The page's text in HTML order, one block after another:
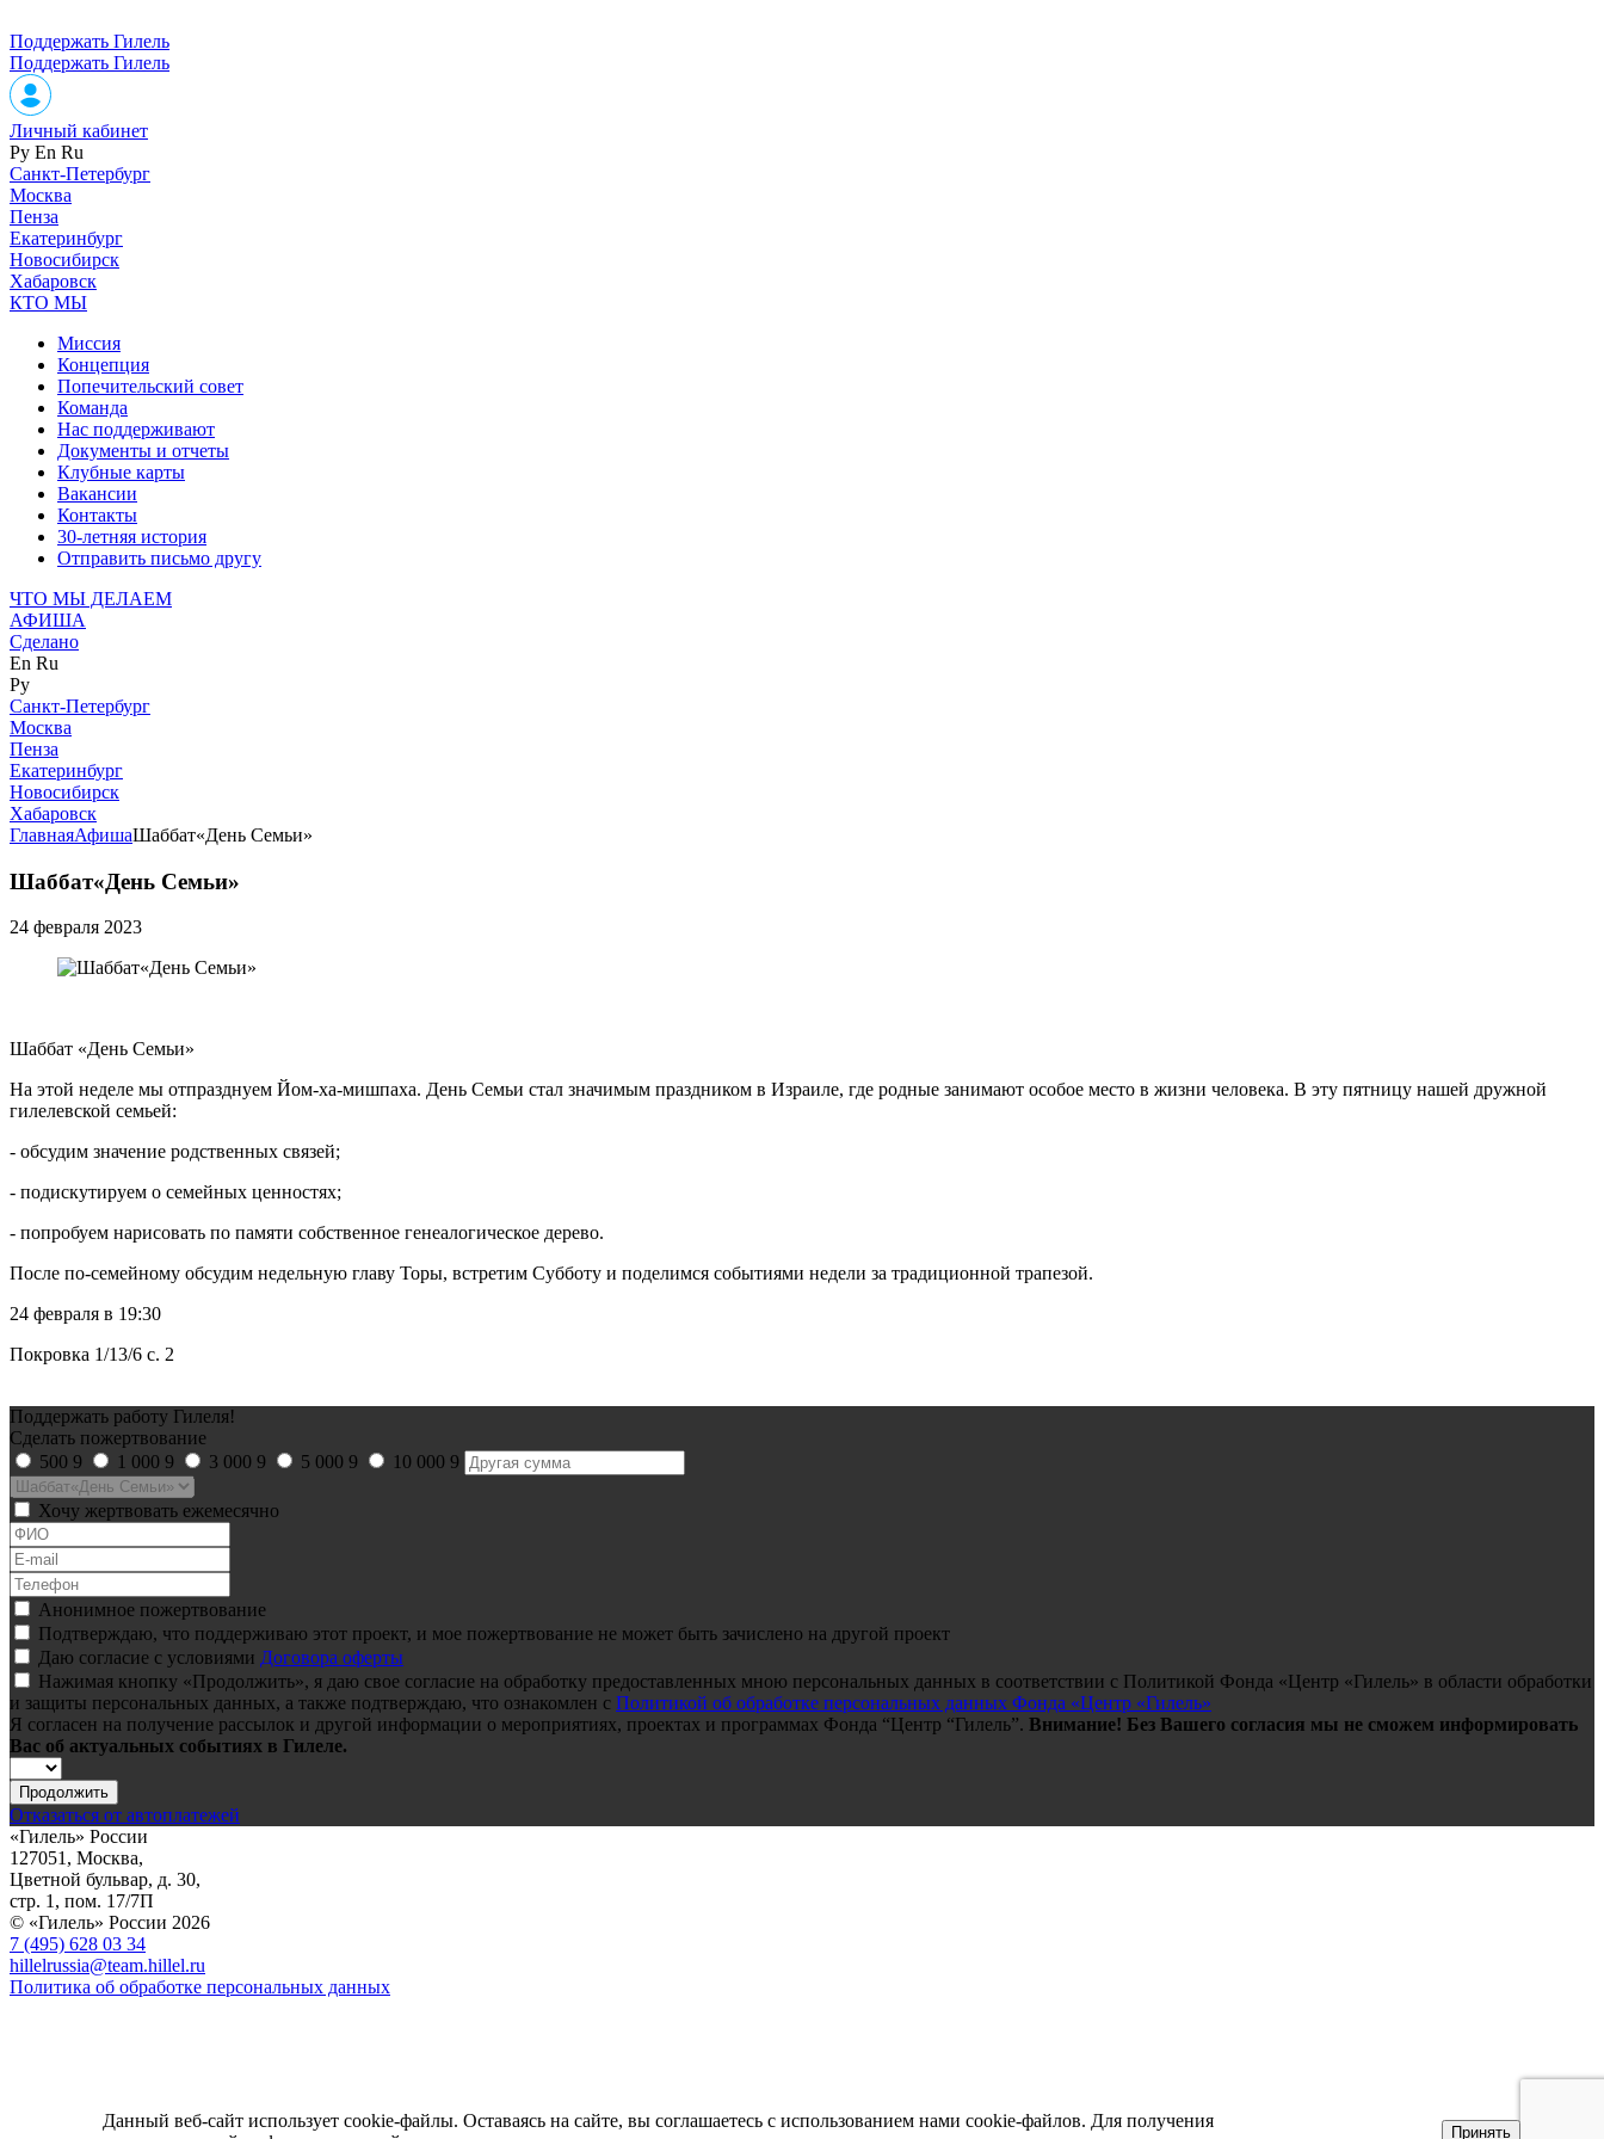
Поддержать Гилель
Поддержать Гилель
Личный кабинет
Ру En Ru
Санкт-Петербург
Москва
Пенза
Екатеринбург
Новосибирск
Хабаровск
КТО МЫ
Миссия
Концепция
Попечительский совет
Команда
Нас поддерживают
Документы и отчеты
Клубные карты
Вакансии
Контакты
30-летняя история
Отправить письмо другу
ЧТО МЫ ДЕЛАЕМ
АФИША
Сделано
En Ru
Ру
Санкт-Петербург
Москва
Пенза
Екатеринбург
Новосибирск
Хабаровск
ГлавнаяАфишаШаббат«День Семьи»
Шаббат«День Семьи»
24 февраля 2023
Шаббат «День Семьи»
На этой неделе мы отпразднуем Йом-хa-мишпаха. День Семьи стал значимым праздником в Израиле, где родные занимают особое место в жизни человека. В эту пятницу нашей дружной
гилелевской семьей:
- обсудим значение родственных связей;
- подискутируем о семейных ценностях;
- попробуем нарисовать по памяти собственное генеалогическое дерево.
После по-семейному обсудим недельную главу Торы, встретим Субботу и поделимся событиями недели за традиционной трапезой.
24 февраля в 19:30
Покровка 1/13/6 с. 2
Поддержать работу Гилеля!
Сделать пожертвование
500 9 1 000 9 3 000 9 5 000 9 10 000 9
Хочу жертвовать ежемесячно
Анонимное пожертвование
Подтверждаю, что поддерживаю этот проект, и мое пожертвование не может быть зачислено на другой проект
Даю согласие с условиями Договора оферты
Нажимая кнопку «Продолжить», я даю свое согласие на обработку предоставленных мною персональных данных в соответствии с Политикой Фонда «Центр «Гилель» в области обработки
и защиты персональных данных, а также подтверждаю, что ознакомлен с Политикой об обработке персональных данных Фонда «Центр «Гилель»
Я согласен на получение рассылок и другой информации о мероприятиях, проектах и программах Фонда “Центр “Гилель”. Внимание! Без Вашего согласия мы не сможем информировать
Вас об актуальных событиях в Гилеле.
Продолжить
Отказаться от автоплатежей
«Гилель» России
127051, Москва,
Цветной бульвар, д. 30,
стр. 1, пом. 17/7П
© «Гилель» России 2026
7 (495) 628 03 34
hillelrussia@team.hillel.ru
Политика об обработке персональных данных
Данный веб-сайт использует cookie-файлы. Оставаясь на сайте, вы соглашаетесь с использованием нами cookie-файлов. Для получения
Принять